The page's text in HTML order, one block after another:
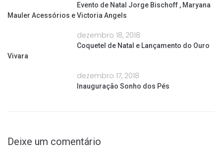
Evento de Natal Jorge Bischoff , Maryana
Mauler Acessórios e Victoria Angels
dezembro 18, 2018
Coquetel de Natal e Lançamento do Ouro
Vivara
dezembro 17, 2018
Inauguração Sonho dos Pés
Deixe um comentário